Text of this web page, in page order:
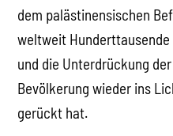
dem palästinensischen
weltweit
und die Unterdrückung
Bevölkerung wieder ins
gerückt hat.